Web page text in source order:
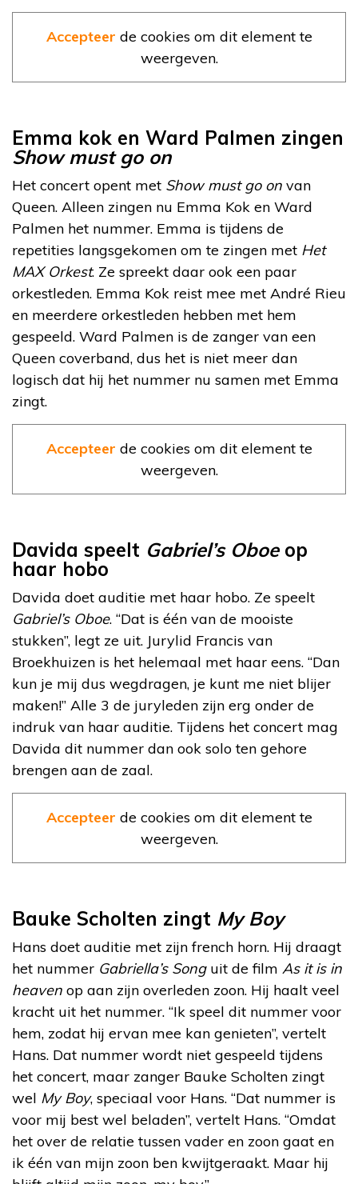
Accepteer de cookies om dit element te
weergeven.
Emma kok en Ward Palmen zingen
Show must go on
Het concert opent met Show must go on van
Queen. Alleen zingen nu Emma Kok en Ward
Palmen het nummer. Emma is tijdens de
repetities langsgekomen om te zingen met Het
MAX Orkest. Ze spreekt daar ook een paar
orkestleden. Emma Kok reist mee met André Rieu
en meerdere orkestleden hebben met hem
gespeeld. Ward Palmen is de zanger van een
Queen coverband, dus het is niet meer dan
logisch dat hij het nummer nu samen met Emma
zingt.
Accepteer de cookies om dit element te
weergeven.
Davida speelt Gabriel’s Oboeop
haar hobo
Davida doet auditie met haar hobo. Ze speelt
Gabriel’s Oboe. “Dat is één van de mooiste
stukken”, legt ze uit. Jurylid Francis van
Broekhuizen is het helemaal met haar eens. “Dan
kun je mij dus wegdragen, je kunt me niet blijer
maken!” Alle 3 de juryleden zijn erg onder de
indruk van haar auditie. Tijdens het concert mag
Davida dit nummer dan ook solo ten gehore
brengen aan de zaal.
Accepteer de cookies om dit element te
weergeven.
Bauke Scholten zingt My Boy
Hans doet auditie met zijn french horn. Hij draagt
het nummer Gabriella’s Songuit de film As it is in
heaven op aan zijn overleden zoon. Hij haalt veel
kracht uit het nummer. “Ik speel dit nummer voor
hem, zodat hij ervan mee kan genieten”, vertelt
Hans. Dat nummer wordt niet gespeeld tijdens
het concert, maar zanger Bauke Scholten zingt
wel My Boy, speciaal voor Hans. “Dat nummer is
voor mij best wel beladen”, vertelt Hans. “Omdat
het over de relatie tussen vader en zoon gaat en
ik één van mijn zoon ben kwijtgeraakt. Maar hij